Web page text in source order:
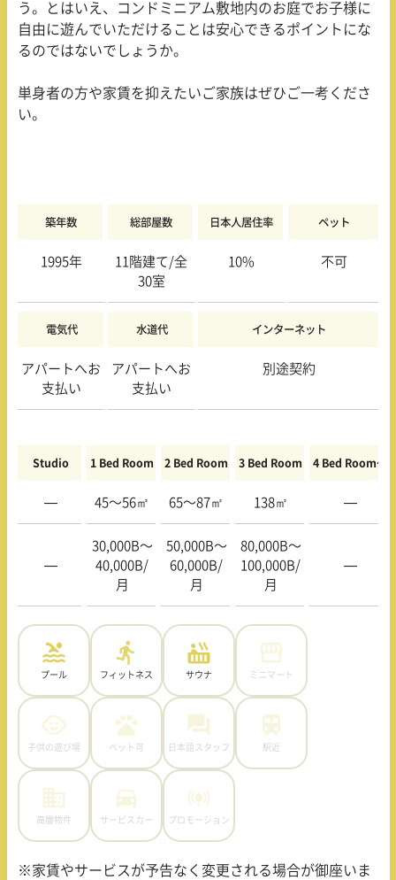
う。とはいえ、コンドミニアム敷地内のお庭でお子様に
自由に遊んでいただけることは安心できるポイントにな
るのではないでしょうか。
単身者の方や家賃を抑えたいご家族はぜひご一考くださ
い。
築年数 総部屋数 日本人居住率 ペット
1995年 11階建て/全
30室
10% 不可
電気代 水道代 インターネット
アパートへお
支払い
アパートへお
支払い
別途契約
Studio 1 Bed Room 2 Bed Room 3 Bed Room 4 Bed Room〜
— 45〜56㎡ 65〜87㎡ 138㎡ —
—
30,000B〜
40,000B/
月
50,000B〜
60,000B/
月
80,000B〜
100,000B/
月
—
プール フィットネス サウナ ミニマート
子供の遊び場 ペット可 日本語スタッフ 駅近
高層物件 サービスカー プロモーション
※家賃やサービスが予告なく変更される場合が御座いま